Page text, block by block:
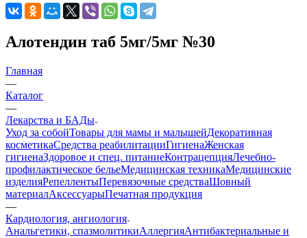
Алотендин таб 5мг/5мг №30
Главная
—
Каталог
—
Лекарства и БАДы
Уход за собойТовары для мамы и малышейДекоративная
косметикаСредства реабилитацииГигиенаЖенская
гигиенаЗдоровое и спец. питаниеКонтрацепцияЛечебно-
профилактическое бельеМедицинская техникаМедицинские
изделияРепеллентыПеревязочные средстваШовный
материалАксессуарыПечатная продукция
—
Кардиология, ангиология
Анальгетики, спазмолитикиАллергияАнтибактериальные и